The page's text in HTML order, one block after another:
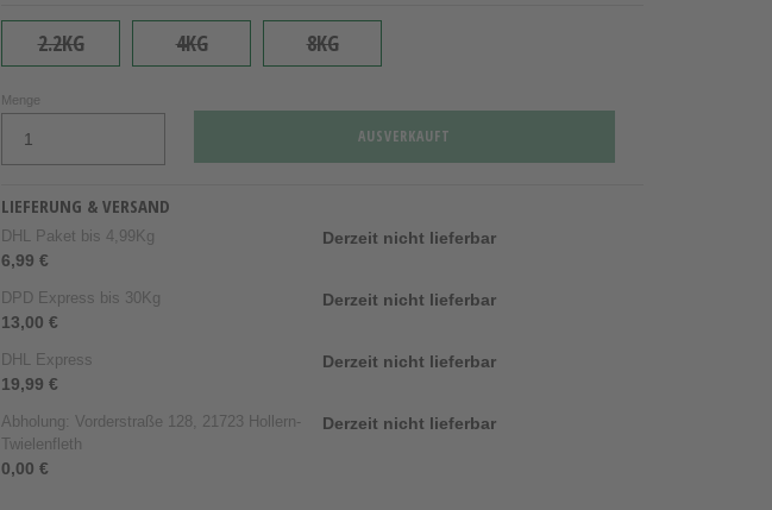
2.2KG 4KG 8KG
Menge
AUSVERKAUFT
LIEFERUNG & VERSAND
DHL Paket bis 4,99Kg
6,99 €
Derzeit nicht lieferbar
DPD Express bis 30Kg
13,00 €
Derzeit nicht lieferbar
DHL Express
19,99 €
Derzeit nicht lieferbar
Abholung: Vorderstraße 128, 21723 Hollern-
Twielenfleth
0,00 €
Derzeit nicht lieferbar